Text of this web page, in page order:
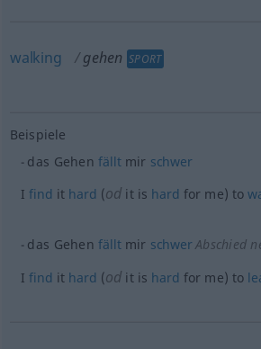
walking gehen SPORT
Beispiele
das Gehenfälltmir schwer
Ifind it hard (od it is hard for me) to
das Gehenfälltmir schwerAbschied
Ifind it hard (od it is hard for me) to